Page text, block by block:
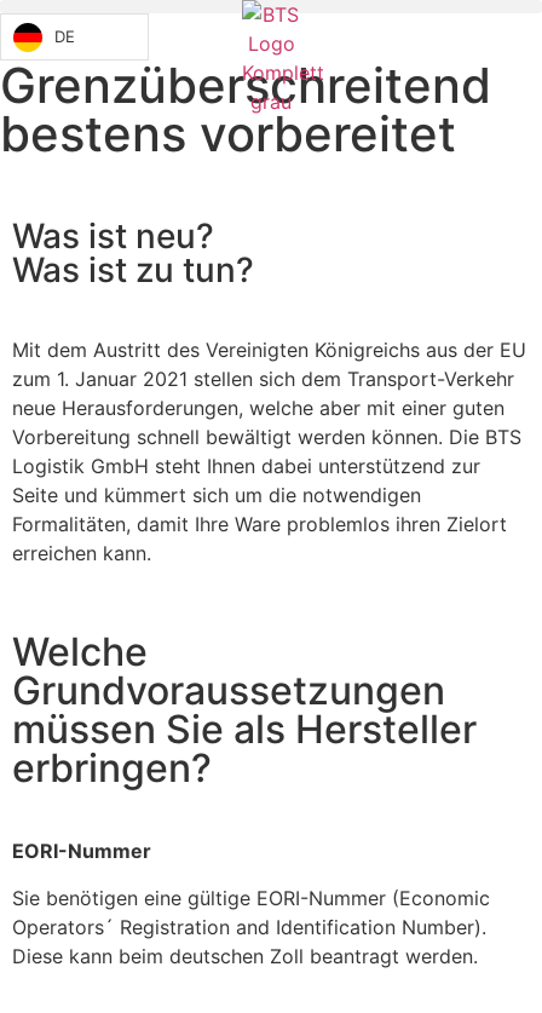
DE
Grenzüberschreitend
bestens vorbereitet
Was ist neu?
Was ist zu tun?
Mit dem Austritt des Vereinigten Königreichs aus der EU
zum 1. Januar 2021 stellen sich dem Transport-Verkehr
neue Herausforderungen, welche aber mit einer guten
Vorbereitung schnell bewältigt werden können. Die BTS
Logistik GmbH steht Ihnen dabei unterstützend zur
Seite und kümmert sich um die notwendigen
Formalitäten, damit Ihre Ware problemlos ihren Zielort
erreichen kann.
Welche
Grundvoraussetzungen
müssen Sie als Hersteller
erbringen?
EORI-Nummer
Sie benötigen eine gültige EORI-Nummer (Economic
Operators´ Registration and Identification Number).
Diese kann beim deutschen Zoll beantragt werden.